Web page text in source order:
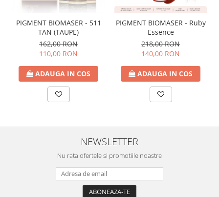
PIGMENT BIOMASER - 511
TAN (TAUPE)
162,00 RON
110,00 RON
ADAUGA IN COS
PIGMENT BIOMASER - Ruby
Essence
218,00 RON
140,00 RON
ADAUGA IN COS
NEWSLETTER
Nu rata ofertele si promotiile noastre